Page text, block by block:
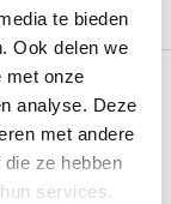
te bieden
Ook delen we
met onze
analyse. Deze
met andere
ze hebben
services.